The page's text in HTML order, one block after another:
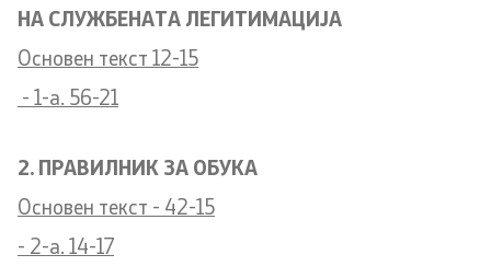
Projects and campaigns
Projects
Campaigns
НА СЛУЖБЕНАТА ЛЕГИТИМАЦИЈА
Основен текст 12-15
- 1-a. 56-21
2. ПРАВИЛНИК ЗА ОБУКА
Основен текст - 42-15
- 2-a. 14-17